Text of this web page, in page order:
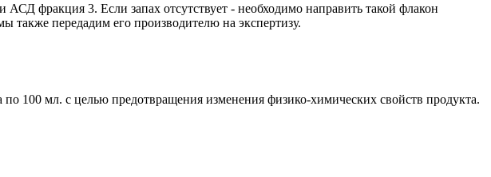
фракция 3. Если запах отсутствует - необходимо направить такой флакон
передадим его производителю на экспертизу.
100 мл. с целью предотвращения изменения физико-химических свойств продукта.